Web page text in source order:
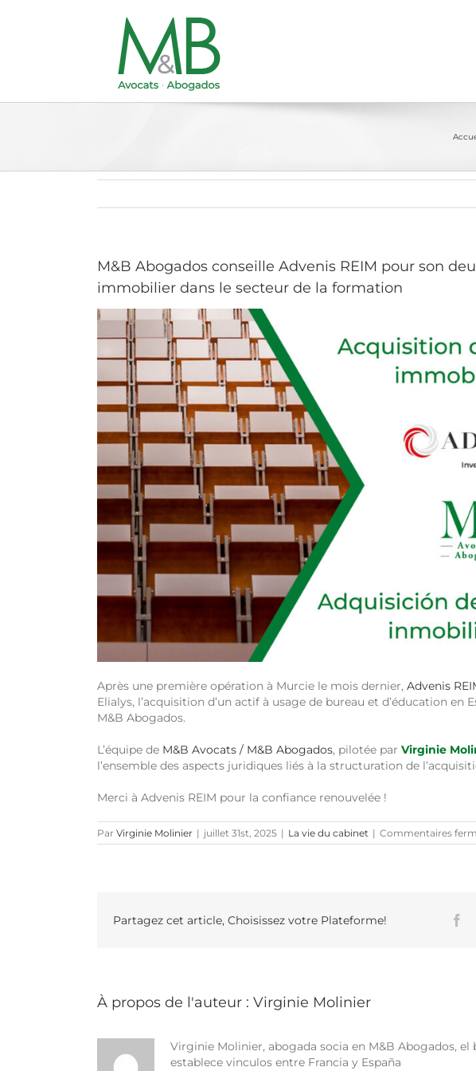
M&B Abogados conseille Advenis REIM pour son
immobilier dans le secteur de la formation
Après une première opération à Murcie le mois dernier, Advenis
Elialys, l’acquisition d’un actif à usage de bureau et d’éducation
M&B Abogados.
L’équipe de M&B Avocats / M&B Abogados, pilotée par Virginie
l’ensemble des aspects juridiques liés à la structuration de
Merci à Advenis REIM pour la confiance renouvelée !
Par Virginie Molinier | juillet 31st, 2025 | La vie du cabinet | Commentaires
Partagez cet article, Choisissez votre Plateforme!
À propos de l'auteur : Virginie Molinier
Virginie Molinier, abogada socia en M&B Abogados,
establece vinculos entre Francia y España